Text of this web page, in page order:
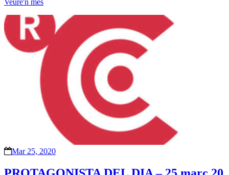
Veure'n més
Mar 25, 2020